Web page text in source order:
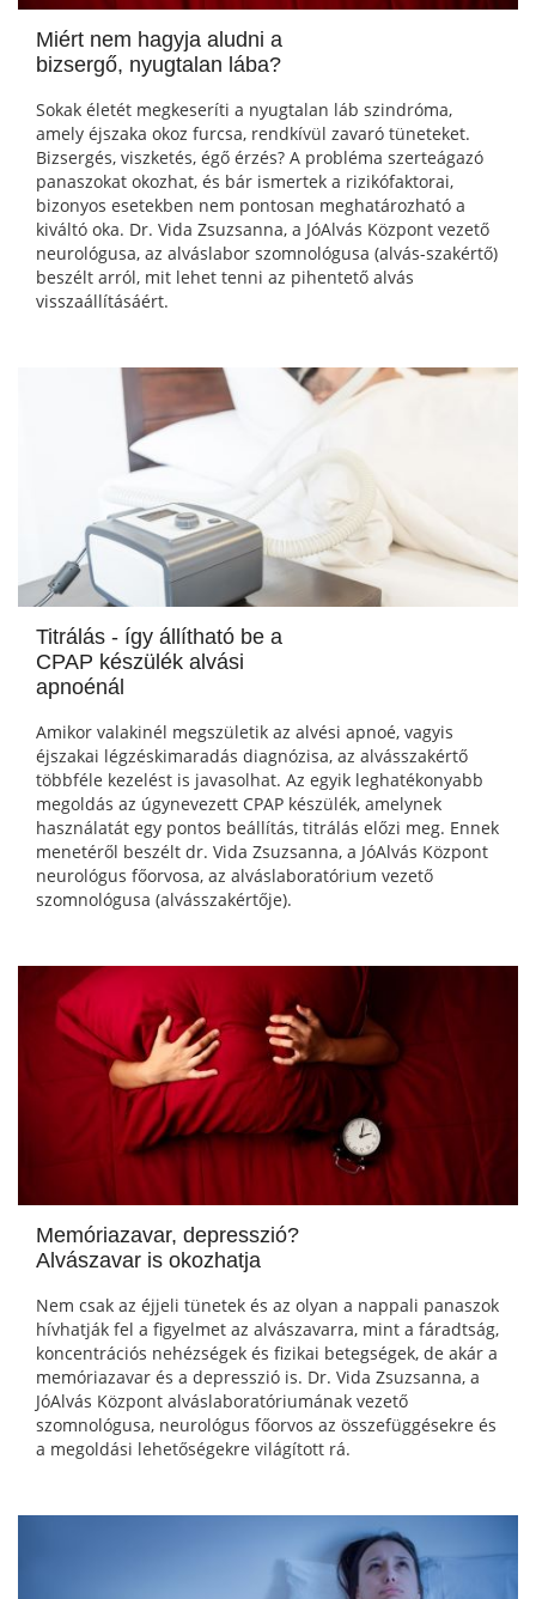
Miért nem hagyja aludni a
bizsergő, nyugtalan lába?
Sokak életét megkeseríti a nyugtalan láb szindróma,
amely éjszaka okoz furcsa, rendkívül zavaró tüneteket.
Bizsergés, viszketés, égő érzés? A probléma szerteágazó
panaszokat okozhat, és bár ismertek a rizikófaktorai,
bizonyos esetekben nem pontosan meghatározható a
kiváltó oka. Dr. Vida Zsuzsanna, a JóAlvás Központ vezető
neurológusa, az alváslabor szomnológusa (alvás-szakértő)
beszélt arról, mit lehet tenni az pihentető alvás
visszaállításáért.
Titrálás - így állítható be a
CPAP készülék alvási
apnoénál
Amikor valakinél megszületik az alvési apnoé, vagyis
éjszakai légzéskimaradás diagnózisa, az alvásszakértő
többféle kezelést is javasolhat. Az egyik leghatékonyabb
megoldás az úgynevezett CPAP készülék, amelynek
használatát egy pontos beállítás, titrálás előzi meg. Ennek
menetéről beszélt dr. Vida Zsuzsanna, a JóAlvás Központ
neurológus főorvosa, az alváslaboratórium vezető
szomnológusa (alvásszakértője).
Memóriazavar, depresszió?
Alvászavar is okozhatja
Nem csak az éjjeli tünetek és az olyan a nappali panaszok
hívhatják fel a figyelmet az alvászavarra, mint a fáradtság,
koncentrációs nehézségek és fizikai betegségek, de akár a
memóriazavar és a depresszió is. Dr. Vida Zsuzsanna, a
JóAlvás Központ alváslaboratóriumának vezető
szomnológusa, neurológus főorvos az összefüggésekre és
a megoldási lehetőségekre világított rá.